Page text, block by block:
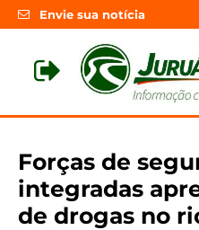
Envie sua notícia
Forças de
integradas
de drogas no